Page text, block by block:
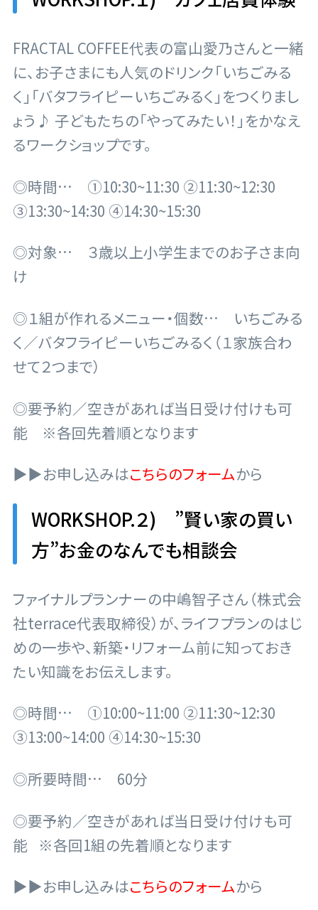
FRACTAL COFFEE代表の富山愛乃さんと一緒
に、お子さまにも人気のドリンク「いちごみる
く」「バタフライピーいちごみるく」をつくりまし
ょう♪ 子どもたちの「やってみたい！」をかなえ
るワークショップです。
◎時間… ①10:30~11:30 ②11:30~12:30
③13:30~14:30 ④14:30~15:30
◎対象… ３歳以上小学生までのお子さま向
け
◎１組が作れるメニュー・個数… いちごみる
く／バタフライピーいちごみるく（１家族合わ
せて２つまで）
◎要予約／空きがあれば当日受け付けも可
能
※各回先着順となります
▶▶お申し込みはこちらのフォームから
WORKSHOP.２) ”賢い家の買い
方”お金のなんでも相談会
ファイナルプランナーの中嶋智子さん（株式会
社terrace代表取締役）が、ライフプランのはじ
めの一歩や、新築・リフォーム前に知っておき
たい知識をお伝えします。
◎時間… ①10:00~11:00 ②11:30~12:30
③13:00~14:00 ④14:30~15:30
◎所要時間… 60分
◎要予約／空きがあれば当日受け付けも可
能 ※各回1組の先着順となります
▶▶お申し込みはこちらのフォームから